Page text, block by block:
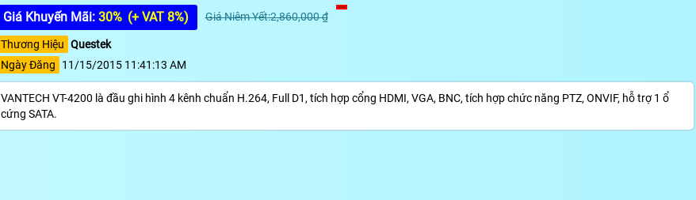
Giá Khuyến Mãi: 30% (+ VAT 8%) Giá Niêm Yết:2,860,000 ₫
Thương Hiệu Questek
Ngày Đăng
11/15/2015 11:41:13 AM
VANTECH VT-4200 là đầu ghi hình 4 kênh chuẩn H.264, Full D1, tích hợp cổng HDMI, VGA, BNC, tích hợp chức năng PTZ, ONVIF, hỗ trợ 1 ổ
cứng SATA.